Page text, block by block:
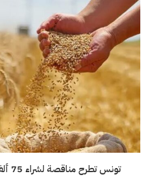
تونس تطرح مناقصة لشراء 75 ألف طن من القمح اللين